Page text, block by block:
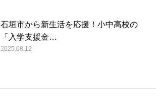
石垣市から新生活を応援！小中高校の
「入学支援金…
2025.08.12